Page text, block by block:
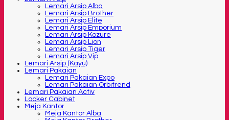
Lemari Arsip Alba
Lemari Arsip Brother
Lemari Arsip Elite
Lemari Arsip Emporium
Lemari Arsip Kozure
Lemari Arsip Lion
Lemari Arsip Tiger
Lemari Arsip Vip
Lemari Arsip (Kayu)
Lemari Pakaian
Lemari Pakaian Expo
Lemari Pakaian Orbitrend
Lemari Pakaian Activ
Locker Cabinet
Meja Kantor
Meja Kantor Alba